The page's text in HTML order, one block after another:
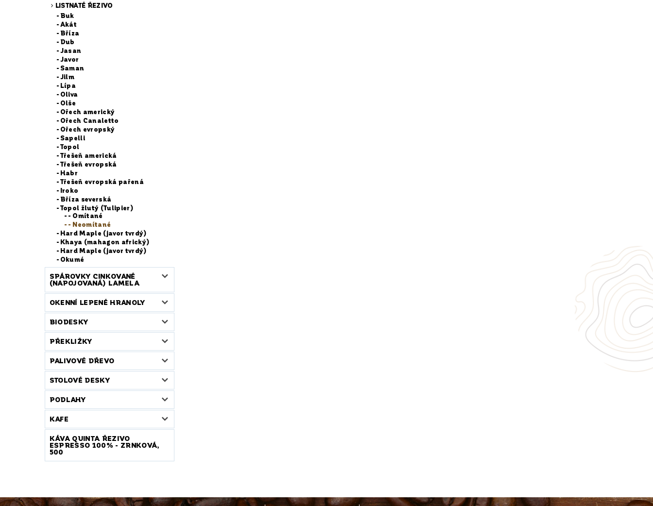
LISTNATÉ ŘEZIVO
Buk
Akát
Bříza
Dub
Jasan
Javor
Saman
Jilm
Lípa
Oliva
Olše
Ořech americký
Ořech Canaletto
Ořech evropský
Sapelli
Topol
Třešeň americká
Třešeň evropská
Habr
Třešeň evropská pařená
Iroko
Bříza severská
Topol žlutý (Tulipier)
- Omítané
- Neomítané
Hard Maple (javor tvrdý)
Khaya (mahagon africký)
Hard Maple (javor tvrdý)
Okumé
SPÁROVKY CINKOVANÉ
(NAPOJOVANÁ) LAMELA
OKENNÍ LEPENÉ HRANOLY
BIODESKY
PŘEKLIŽKY
PALIVOVÉ DŘEVO
STOLOVÉ DESKY
PODLAHY
KAFE
KÁVA QUINTA ŘEZIVO
ESPRESSO 100% - ZRNKOVÁ,
500